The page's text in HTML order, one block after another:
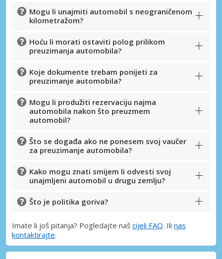
Mogu li unajmiti automobil s neograničenom
kilometražom?
Hoću li morati ostaviti polog prilikom
preuzimanja automobila?
Koje dokumente trebam ponijeti za
preuzimanje automobila?
Mogu li produžiti rezervaciju najma
automobila nakon što preuzmem
automobil?
Što se događa ako ne ponesem svoj vaučer
za preuzimanje automobila?
Kako mogu znati smijem li odvesti svoj
unajmljeni automobil u drugu zemlju?
Što je politika goriva?
Imate li još pitanja? Pogledajte naš cijeli FAQ. Ili nas
kontaktirajte.